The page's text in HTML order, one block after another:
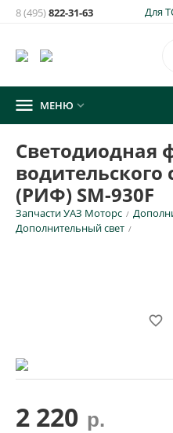
Для
8 (495)822-31-63
 МЕНЮ 
Светодиодная
водительского
(РИФ) SM-930F
Запчасти УАЗ Моторс /
Дополнительный свет /

2 220 р.
товара:
Светодиодная фара
SM-930F
E-mail для уведомления
Номер телефона для SMS